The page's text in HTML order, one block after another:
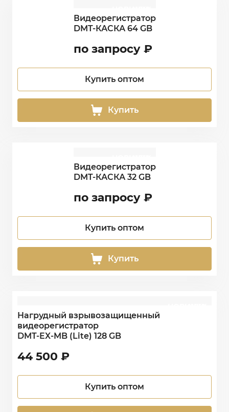
Видеорегистратор
DMT-КАСКА 64 GB
по запросу₽
Купить оптом
Купить
Видеорегистратор
DMT-КАСКА 32 GB
по запросу₽
Купить оптом
Купить
Нагрудный взрывозащищенный
видеорегистратор
DMT-EX-MB (Lite) 128 GB
44 500 ₽
Купить оптом